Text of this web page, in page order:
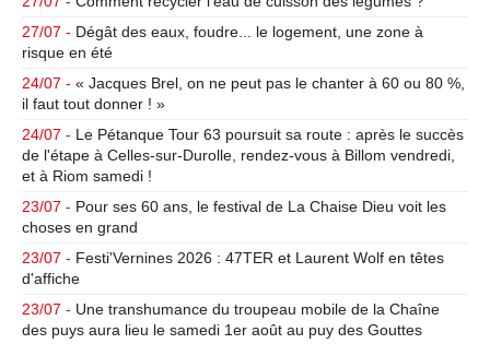
27/07 - Dégât des eaux, foudre... le logement, une zone à
risque en été
24/07 - « Jacques Brel, on ne peut pas le chanter à 60 ou 80 %,
il faut tout donner ! »
24/07 - Le Pétanque Tour 63 poursuit sa route : après le succès
de l'étape à Celles-sur-Durolle, rendez-vous à Billom vendredi,
et à Riom samedi !
23/07 - Pour ses 60 ans, le festival de La Chaise Dieu voit les
choses en grand
23/07 - Festi'Vernines 2026 : 47TER et Laurent Wolf en têtes
d'affiche
23/07 - Une transhumance du troupeau mobile de la Chaîne
des puys aura lieu le samedi 1er août au puy des Gouttes